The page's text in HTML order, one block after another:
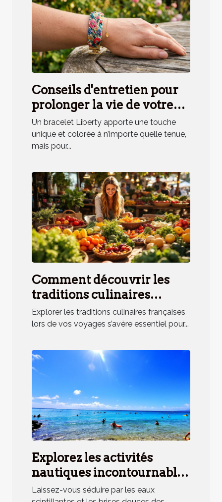
Conseils d'entretien pour
prolonger la vie de votre
bracelet Liberty
Un bracelet Liberty apporte une touche
unique et colorée à n’importe quelle tenue,
mais pour...
Comment découvrir les
traditions culinaires
françaises lors de vos
voyages ?
Explorer les traditions culinaires françaises
lors de vos voyages s’avère essentiel pour...
Explorez les activités
nautiques incontournables
en station balnéaire
Laissez-vous séduire par les eaux